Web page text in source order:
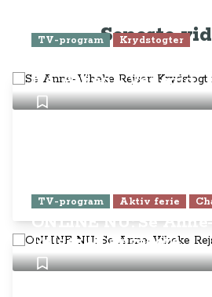
Seneste
TV-program Krydstogter
fra Athen - Venedig
TV-program Aktiv ferie
ONLINE NU: Se
Rejser - Lanzarote